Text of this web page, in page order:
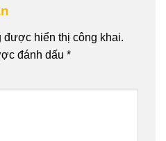
được hiển thị công khai.
đánh dấu *